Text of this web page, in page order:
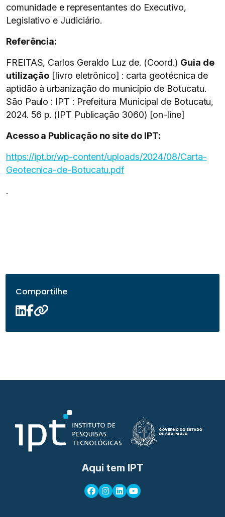
comunidade e representantes do Executivo,
Legislativo e Judiciário.
Referência:
FREITAS, Carlos Geraldo Luz de. (Coord.) Guia de
utilização [livro eletrônico] : carta geotécnica de
aptidão à urbanização do município de Botucatu.
São Paulo : IPT : Prefeitura Municipal de Botucatu,
2024. 56 p. (IPT Publicação 3060) [on-line]
Acesso a Publicação no site do IPT:
https://ipt.br/wp-content/uploads/2024/08/Carta-
Geotecnica-de-Botucatu.pdf
.
Compartilhe
Aqui tem IPT